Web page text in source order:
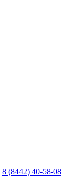
8 (8442) 40-58-08